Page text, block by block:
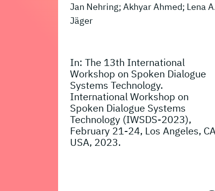
Jan Nehring; Akhyar Ahmed; Lena
Jäger
In: The 13th International
Workshop on Spoken Dialogue
Systems Technology.
International Workshop on
Spoken Dialogue Systems
Technology (IWSDS-2023),
February 21-24, Los Angeles,
USA, 2023.